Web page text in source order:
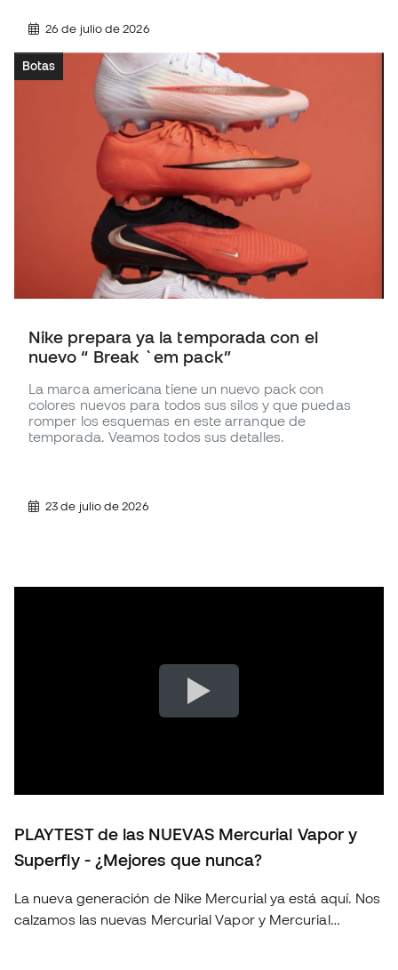
26 de julio de 2026
Botas
Nike prepara ya la temporada con el
nuevo “ Break `em pack”
La marca americana tiene un nuevo pack con
colores nuevos para todos sus silos y que puedas
romper los esquemas en este arranque de
temporada. Veamos todos sus detalles.
23 de julio de 2026
PLAYTEST de las NUEVAS Mercurial Vapor y
Superfly - ¿Mejores que nunca?
La nueva generación de Nike Mercurial ya está aquí. Nos
calzamos las nuevas Mercurial Vapor y Mercurial